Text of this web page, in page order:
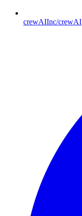
crewAIInc/crewAI